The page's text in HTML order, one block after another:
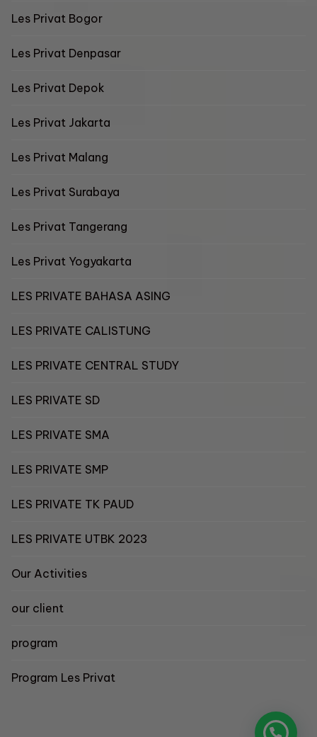
Les Privat Bogor
Les Privat Denpasar
Les Privat Depok
Les Privat Jakarta
Les Privat Malang
Les Privat Surabaya
Les Privat Tangerang
Les Privat Yogyakarta
LES PRIVATE BAHASA ASING
LES PRIVATE CALISTUNG
LES PRIVATE CENTRAL STUDY
LES PRIVATE SD
LES PRIVATE SMA
LES PRIVATE SMP
LES PRIVATE TK PAUD
LES PRIVATE UTBK 2023
Our Activities
our client
program
Program Les Privat